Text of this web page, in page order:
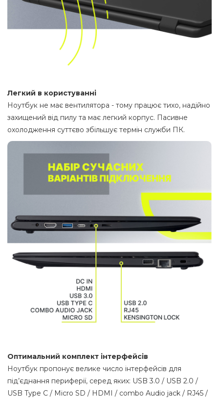
Легкий в користуванні
Ноутбук не має вентилятора - тому працює тихо, надійно
захищений від пилу та має легкий корпус. Пасивне
охолодження суттєво збільшує термін служби ПК.
Оптимальний комплект інтерфейсів
Ноутбук пропонує велике число інтерфейсів для
під’єднання периферії, серед яких: USB 3.0 / USB 2.0 /
USB Type C / Micro SD / HDMI / combo Audio jack / RJ45 /